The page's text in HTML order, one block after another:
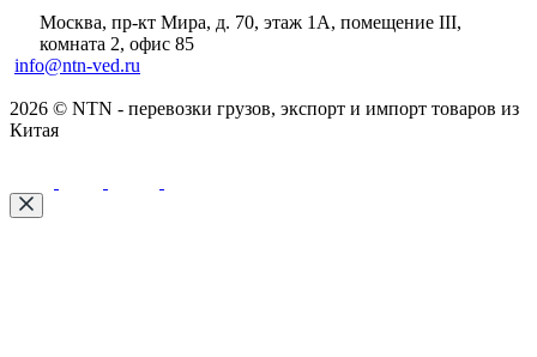
Москва, пр-кт Мира, д. 70, этаж 1А, помещение III,
комната 2, офис 85
info@ntn-ved.ru
2026 © NTN - перевозки грузов, экспорт и импорт товаров из
Китая